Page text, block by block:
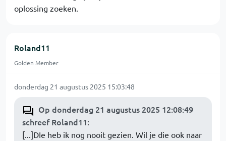
oplossing zoeken.
Roland11
Golden Member
donderdag 21 augustus 2025 15:03:48
Op donderdag 21 augustus 2025 12:08:49
schreef Roland11:
[...]DIe heb ik nog nooit gezien. Wil je die ook naar